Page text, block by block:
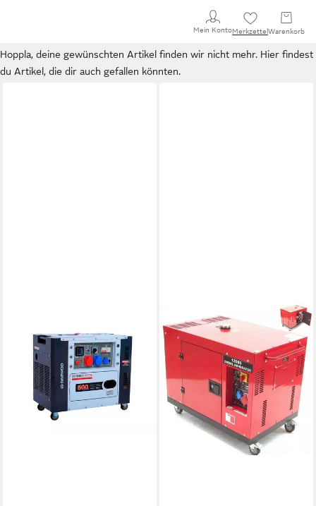
Mein KontoMerkzettel Warenkorb
Hoppla, deine gewünschten Artikel finden wir nicht mehr. Hier findest
du Artikel, die dir auch gefallen könnten.